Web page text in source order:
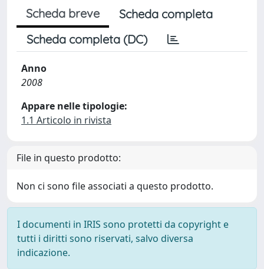
Scheda breve
Scheda completa
Scheda completa (DC)
Anno
2008
Appare nelle tipologie:
1.1 Articolo in rivista
File in questo prodotto:
Non ci sono file associati a questo prodotto.
I documenti in IRIS sono protetti da copyright e
tutti i diritti sono riservati, salvo diversa
indicazione.